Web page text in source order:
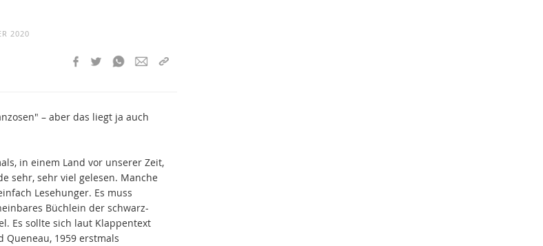
2020
– aber das liegt ja auch
in einem Land vor unserer Zeit,
sehr, sehr viel gelesen. Manche
Lesehunger. Es muss
Büchlein der schwarz-
Es sollte sich laut Klappentext
Queneau, 1959 erstmals